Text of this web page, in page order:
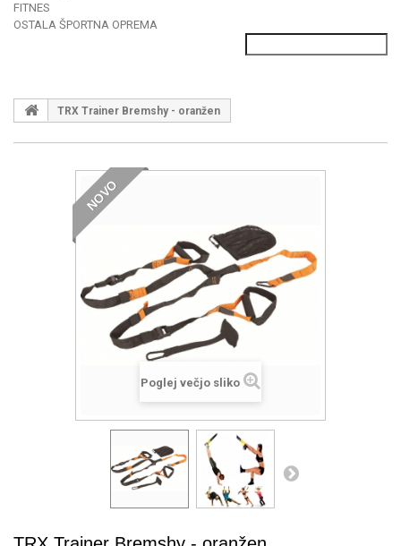
FITNES
OSTALA ŠPORTNA OPREMA
TRX Trainer Bremshy - oranžen
NOVO
Poglej večjo sliko